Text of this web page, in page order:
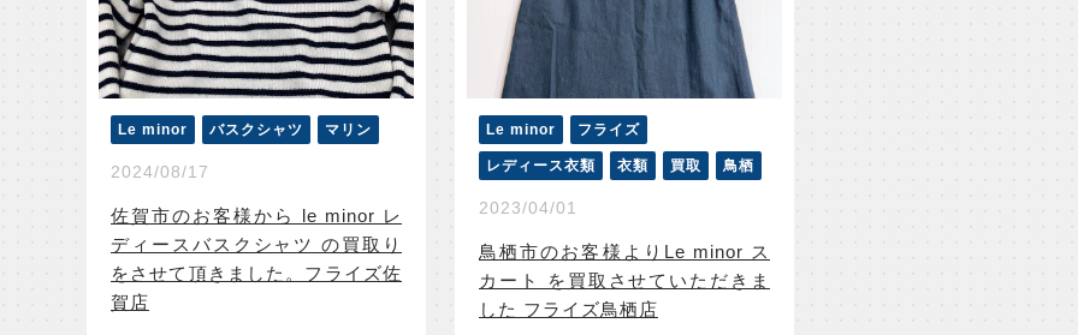
Le minor バスクシャツ マリン
2024/08/17
佐賀市のお客様から le minor レ
ディースバスクシャツ の買取り
をさせて頂きました。フライズ佐
賀店
Le minor フライズ
レディース衣類 衣類 買取 鳥栖
2023/04/01
鳥栖市のお客様よりLe minor ス
カート を買取させていただきま
した フライズ鳥栖店